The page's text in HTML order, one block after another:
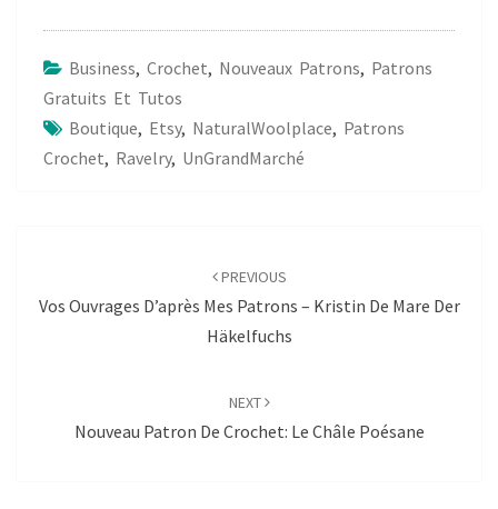
Business, Crochet, Nouveaux Patrons, Patrons
Gratuits Et Tutos
Boutique, Etsy, NaturalWoolplace, Patrons
Crochet, Ravelry, UnGrandMarché
PREVIOUS
Vos Ouvrages D’après Mes Patrons – Kristin De Mare Der
Häkelfuchs
NEXT
Nouveau Patron De Crochet: Le Châle Poésane